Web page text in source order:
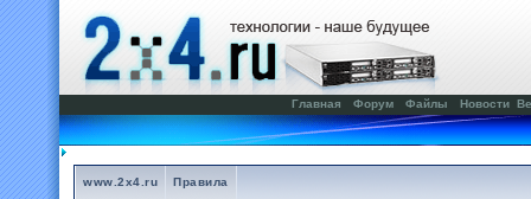
Главная Форум Файлы Новости
www.2x4.ru Правила